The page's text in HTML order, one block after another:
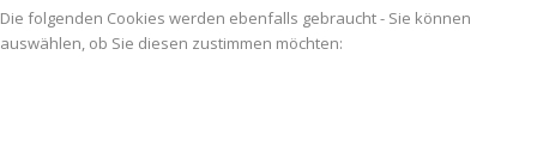
Die folgenden Cookies werden ebenfalls gebraucht - Sie können
auswählen, ob Sie diesen zustimmen möchten: